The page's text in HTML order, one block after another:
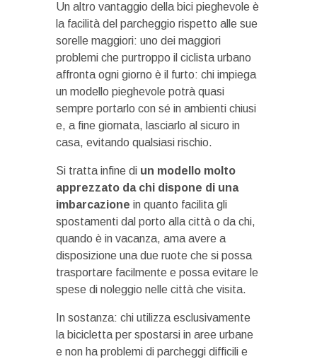
Un altro vantaggio della bici pieghevole è
la facilità del parcheggio rispetto alle sue
sorelle maggiori: uno dei maggiori
problemi che purtroppo il ciclista urbano
affronta ogni giorno è il furto: chi impiega
un modello pieghevole potrà quasi
sempre portarlo con sé in ambienti chiusi
e, a fine giornata, lasciarlo al sicuro in
casa, evitando qualsiasi rischio.
Si tratta infine di un modello molto
apprezzato da chi dispone di una
imbarcazione in quanto facilita gli
spostamenti dal porto alla città o da chi,
quando è in vacanza, ama avere a
disposizione una due ruote che si possa
trasportare facilmente e possa evitare le
spese di noleggio nelle città che visita.
In sostanza: chi utilizza esclusivamente
la bicicletta per spostarsi in aree urbane
e non ha problemi di parcheggi difficili e